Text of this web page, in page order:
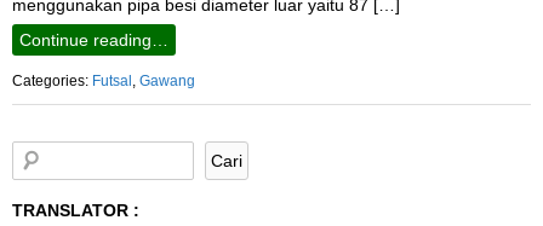
menggunakan pipa besi diameter luar yaitu 87 […]
Continue reading…
Categories: Futsal , Gawang
TRANSLATOR :